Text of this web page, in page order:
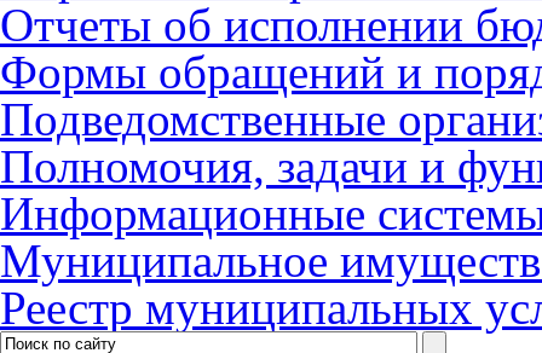
Отчеты об исполнении
Формы обращений и
Подведомственные
Полномочия, задачи и
Информационные
Муниципальное
Реестр муниципальных